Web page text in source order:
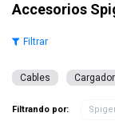
Accesorios
Cables
Filtrando por: